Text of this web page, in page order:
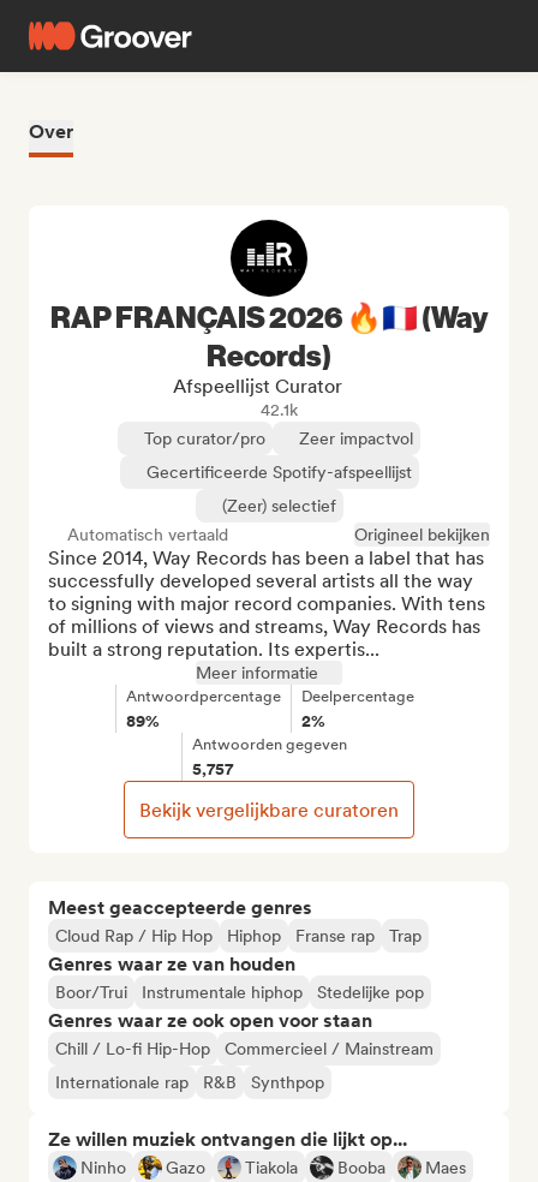
Over
Meest geaccepteerde genres
Cloud Rap / Hip Hop Hiphop Franse rap Trap
Genres waar ze van houden
Boor/Trui Instrumentale hiphop Stedelijke pop
Genres waar ze ook open voor staan
Chill / Lo-fi Hip-Hop
Commercieel / Mainstream
Internationale rap
R&B Synthpop
Ze willen muziek ontvangen die lijkt op...
Ninho Gazo Tiakola Booba
Maes
RAP FRANÇAIS 2026 🔥🇫🇷 (Way
Records)
Afspeellijst Curator
42.1k
Top curator/pro
Zeer impactvol
Gecertificeerde Spotify-afspeellijst
(Zeer) selectief
Automatisch vertaald
Origineel bekijken
Since 2014, Way Records has been a label that has
successfully developed several artists all the way
to signing with major record companies. With tens
of millions of views and streams, Way Records has
built a strong reputation. Its expertis...
Meer informatie
Antwoordpercentage
89%
Deelpercentage
2%
Antwoorden gegeven
5,757
Bekijk vergelijkbare curatoren